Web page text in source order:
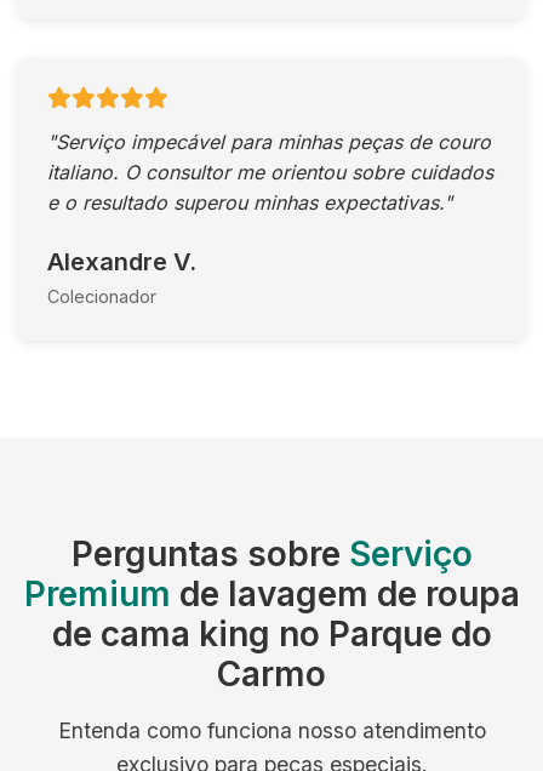
"Serviço impecável para minhas peças de couro
italiano. O consultor me orientou sobre cuidados
e o resultado superou minhas expectativas."
Alexandre V.
Colecionador
Perguntas sobre Serviço
Premium de lavagem de roupa
de cama king no Parque do
Carmo
Entenda como funciona nosso atendimento
exclusivo para peças especiais.